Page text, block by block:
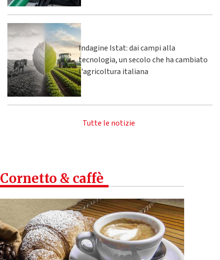
Indagine Istat: dai campi alla
tecnologia, un secolo che ha cambiato
l'agricoltura italiana
Tutte le notizie
Cornetto & caffè